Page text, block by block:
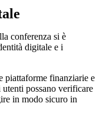
conferenza si è
digitale e i
piattaforme finanziarie e
possano verificare
in modo sicuro in